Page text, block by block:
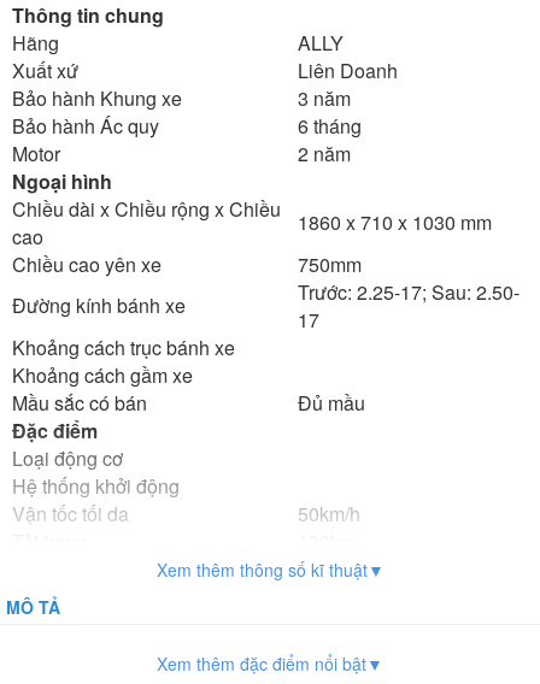
Thông tin chung
Hãng
ALLY
Xuất xứ
Liên Doanh
Bảo hành Khung xe
3 năm
Bảo hành Ác quy
6 tháng
Motor
2 năm
Ngoại hình
Chiều dài x Chiều rộng x Chiều
cao
1860 x 710 x 1030 mm
Chiều cao yên xe
750mm
Đường kính bánh xe
Trước: 2.25-17; Sau: 2.50-
17
Khoảng cách trục bánh xe
Khoảng cách gầm xe
Mầu sắc có bán
Đủ mầu
Đặc điểm
Loại động cơ
Hệ thống khởi động
Vận tốc tối da
50km/h
88kg
Phanh trước/sau
4 cấp số
Xem thêm thông số kĩ thuật▼
MÔ TẢ
Xem thêm đặc điểm nổi bật▼